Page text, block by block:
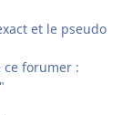
et le pseudo
forumer :